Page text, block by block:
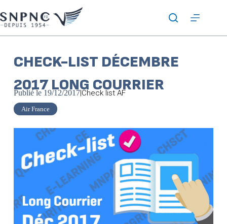
CHECK-LIST DÉCEMBRE
2017 LONG COURRIER
Publié le 19/12/2017|Check list AF
Air France